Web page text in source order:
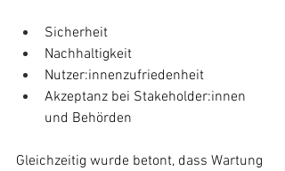
Sicherheit
Nachhaltigkeit
Nutzer:innenzufriedenheit
Akzeptanz bei Stakeholder:innen
und Behörden
Gleichzeitig wurde betont, dass Wartung